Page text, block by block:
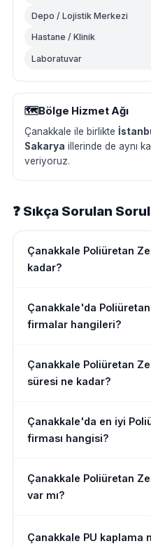
Depo / Lojistik Merkezi
Hastane / Klinik
Laboratuvar
🗺️Bölge Hizmet Ağı
Çanakkale ile birlikte
Sakarya illerinde de aynı
veriyoruz.
❓ Sıkça Sorulan
Çanakkale Poliüretan
kadar?
Çanakkale'da
firmalar hangileri?
Çanakkale Poliüretan
süresi ne kadar?
Çanakkale'da en iyi
firması hangisi?
Çanakkale Poliüretan
var mı?
Çanakkale PU kaplama